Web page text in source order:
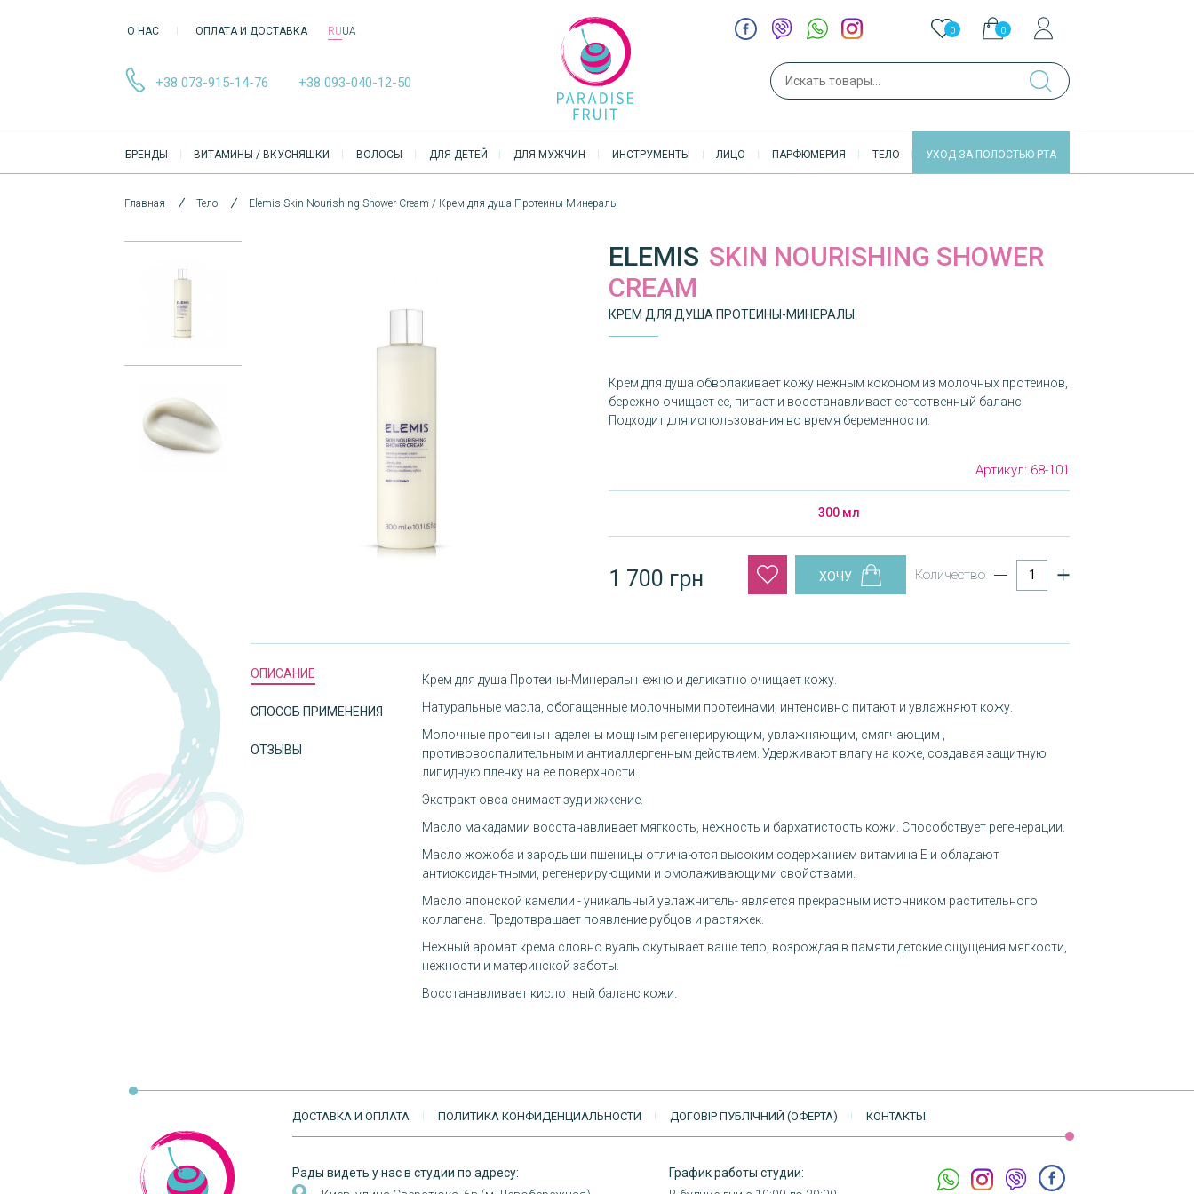
О НАС ОПЛАТА И ДОСТАВКА RUUA
+38 073-915-14-76 +38 093-040-12-50
0 0
Search
НАВІҐАЦІЯ
БРЕНДЫ ВИТАМИНЫ / ВКУСНЯШКИ ВОЛОСЫ ДЛЯ ДЕТЕЙ ДЛЯ МУЖЧИН ИНСТРУМЕНТЫ ЛИЦО ПАРФЮМЕРИЯ ТЕЛО УХОД ЗА ПОЛОСТЬЮ РТА
Главная Тело Elemis Skin Nourishing Shower Cream / Крем для душа Протеины-Минералы
ELEMIS SKIN NOURISHING SHOWER
CREAM
КРЕМ ДЛЯ ДУША ПРОТЕИНЫ-МИНЕРАЛЫ
Крем для душа обволакивает кожу нежным коконом из молочных протеинов,
бережно очищает ее, питает и восстанавливает естественный баланс.
Подходит для использования во время беременности.
Артикул: 68-101
300 мл
Количество
1 700 грн
ОПИСАНИЕ
СПОСОБ ПРИМЕНЕНИЯ
ОТЗЫВЫ
Крем для душа Протеины-Минералы нежно и деликатно очищает кожу.
Натуральные масла, обогащенные молочными протеинами, интенсивно питают и увлажняют кожу.
Молочные протеины наделены мощным регенерирующим, увлажняющим, смягчающим ,
противовоспалительным и антиаллергенным действием. Удерживают влагу на коже, создавая защитную
липидную пленку на ее поверхности.
Экстракт овса снимает зуд и жжение.
Масло макадамии восстанавливает мягкость, нежность и бархатистость кожи. Способствует регенерации.
Масло жожоба и зародыши пшеницы отличаются высоким содержанием витамина Е и обладают
антиоксидантными, регенерирующими и омолаживающими свойствами.
Масло японской камелии - уникальный увлажнитель- является прекрасным источником растительного
коллагена. Предотвращает появление рубцов и растяжек.
Нежный аромат крема словно вуаль окутывает ваше тело, возрождая в памяти детские ощущения мягкости,
нежности и материнской заботы.
Восстанавливает кислотный баланс кожи.
ДОСТАВКА И ОПЛАТА ПОЛИТИКА КОНФИДЕНЦИАЛЬНОСТИ ДОГОВІР ПУБЛІЧНИЙ (ОФЕРТА) КОНТАКТЫ
Рады видеть у нас в студии по адресу:
График работы студии: